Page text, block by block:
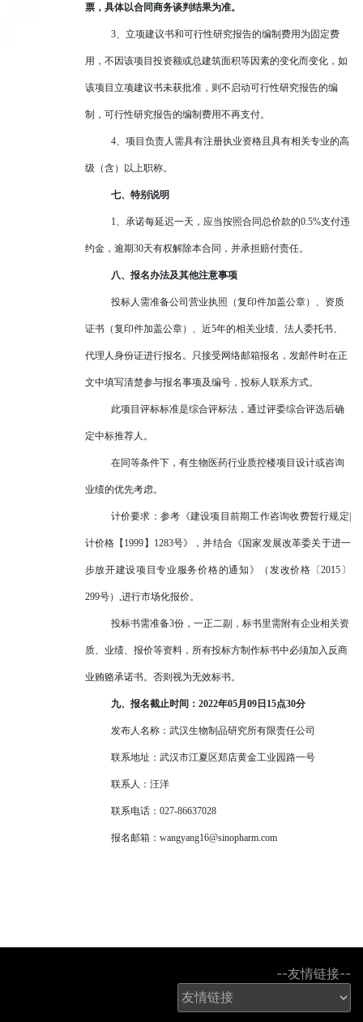
票，具体以合同商务谈判结果为准。
3、立项建议书和可行性研究报告的编制费用为固定费
用，不因该项目投资额或总建筑面积等因素的变化而变化，如
该项目立项建议书未获批准，则不启动可行性研究报告的编
制，可行性研究报告的编制费用不再支付。
4、项目负责人需具有注册执业资格且具有相关专业的高
级（含）以上职称。
七、特别说明
1、承诺每延迟一天，应当按照合同总价款的0.5%支付违
约金，逾期30天有权解除本合同，并承担赔付责任。
八、报名办法及其他注意事项
投标人需准备公司营业执照（复印件加盖公章）、资质
证书（复印件加盖公章）、近5年的相关业绩、法人委托书、
代理人身份证进行报名。 只接受网络邮箱报名，发邮件时在正
文中填写清楚参与报名事项及编号，投标人联系方式。
此项目评标标准是综合评标法，通过评委综合评选后确
定中标推荐人。
在同等条件下，有生物医药行业质控楼项目设计或咨询
业绩的优先考虑。
计价要求：参考《建设项目前期工作咨询收费暂行规定|
计价格【1999】1283号》，并结合《国家发展改革委关于进一
步放开建设项目专业服务价格的通知》（发改价格〔2015〕
299号）,进行市场化报价。
投标书需准备3份，一正二副，标书里需附有企业相关资
质、业绩、报价等资料，所有投标方制作标书中必须加入反商
业贿赂承诺书。否则视为无效标书。
九、报名截止时间：2022年05月09日15点30分
发布人名称：武汉生物制品研究所有限责任公司
联系地址：武汉市江夏区郑店黄金工业园路一号
联系人：汪洋
联系电话：027-86637028
报名邮箱：wangyang16@sinopharm.com
--友情链接--